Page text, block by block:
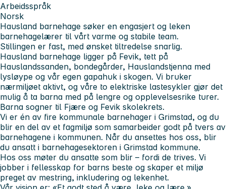
Arbeidsspråk
Norsk
Hausland barnehage søker en engasjert og leken
barnehagelærer til vårt varme og stabile team.
Stillingen er fast, med ønsket tiltredelse snarlig.
Hausland barnehage ligger på Fevik, tett på
Hauslandssanden, bondegårder, Hauslandstjenna med
lysløype og vår egen gapahuk i skogen. Vi bruker
nærmiljøet aktivt, og våre to elektriske lastesykler gjør det
mulig å ta barna med på lengre og opplevelsesrike turer.
Barna sogner til Fjære og Fevik skolekrets.
Vi er én av fire kommunale barnehager i Grimstad, og du
blir en del av et fagmiljø som samarbeider godt på tvers av
barnehagene i kommunen. Når du ansettes hos oss, blir
du ansatt i barnehagesektoren i Grimstad kommune.
Hos oss møter du ansatte som blir – fordi de trives. Vi
jobber i fellesskap for barns beste og skaper et miljø
preget av mestring, inkludering og lekenhet.